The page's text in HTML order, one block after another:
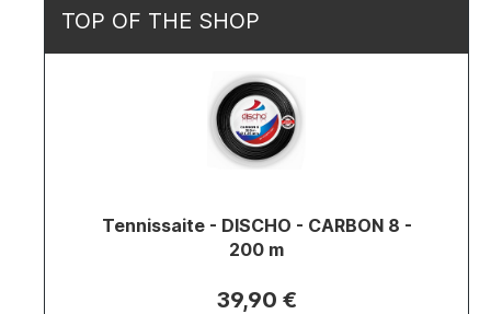
TOP OF THE SHOP
Tennissaite - DISCHO - CARBON 8 -
200 m
39,90 €